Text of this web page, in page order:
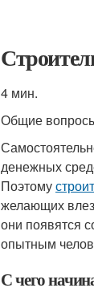
4 мин.
Общие
денежных
Поэтому
желающих
они появятся
опытным
С чего